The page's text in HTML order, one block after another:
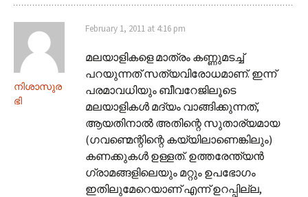
നിശാസുര
ഭി
February 1, 2011 at 4:16 pm
മലയാളികളെ മാത്രം കണ്ണുമടച്ച്
പറയുന്നത് സത്യവിരോധമാണ്. ഇന്ന്
പരമാവധിയും ബീവറേജിലൂടെ
മലയാളികള്‍ മദ്യം വാങ്ങിക്കുന്നത്,
ആയതിനാല്‍ അതിന്റെ സുതാര്യമായ
(ഗവണ്മെന്റിന്റെ കയ്യിലാണെങ്കിലും)
കണക്കുകള്‍ ഉള്ളത്. ഉത്തരേന്ത്യന്‍
ഗ്രാമങ്ങളിലെയും മറ്റും ഉപഭോഗം
ഇതിലുമേറെയാണ് എന്ന് ഉറപ്പില്ല,